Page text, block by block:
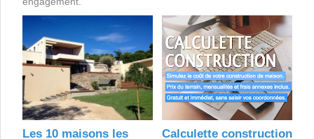
Les 10 maisons les
Calculette construction